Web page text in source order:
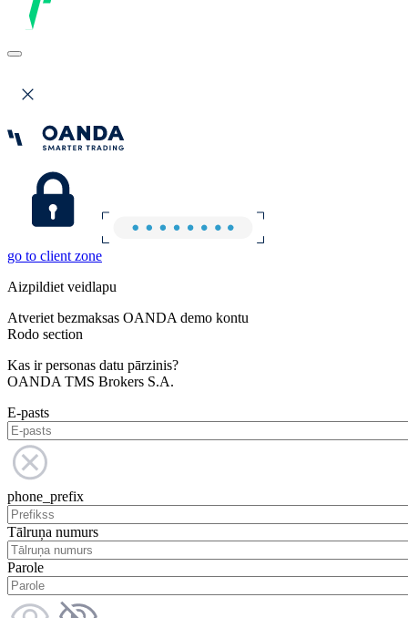
go to client zone
Aizpildiet veidlapu
Atveriet bezmaksas OANDA demo kontu
Rodo section
Kas ir personas datu pārzinis?
OANDA TMS Brokers S.A.
E-pasts
phone_prefix
Tālruņa numurs
Parole